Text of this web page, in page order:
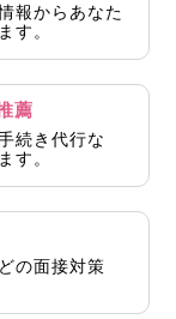
報からあなた
す。
薦
続き代行な
す。
の面接対策